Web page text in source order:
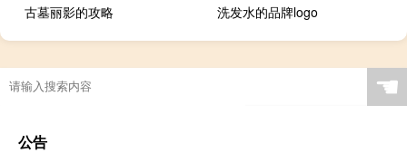
古墓丽影的攻略
洗发水的品牌logo
☚
公告